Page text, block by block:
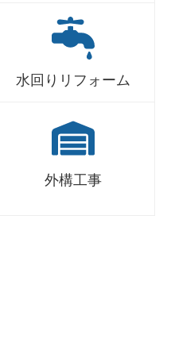
水回りリフォーム
外構工事